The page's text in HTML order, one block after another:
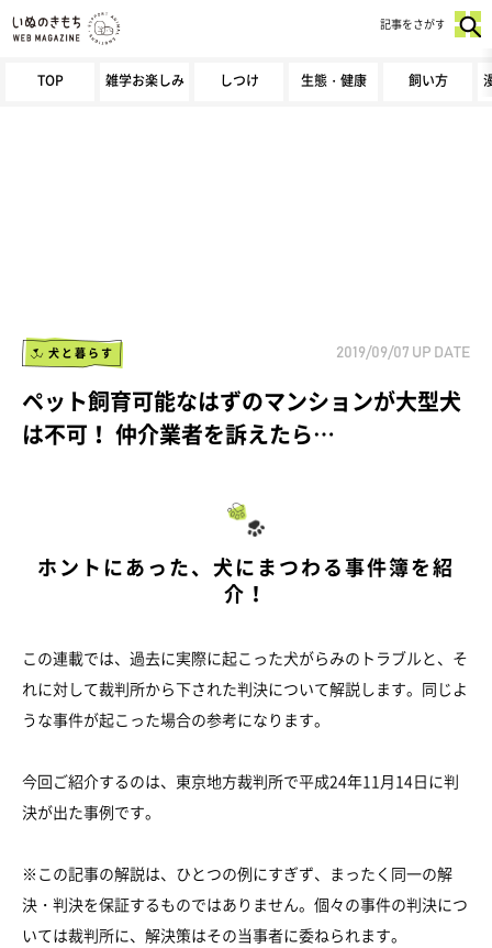
TOP 雑学お楽しみ しつけ 生態・健康 飼い方
記事をさがす
犬と暮らす 2019/09/07 UP DATE
ペット飼育可能なはずのマンションが大型犬
は不可！ 仲介業者を訴えたら…
ホントにあった、犬にまつわる事件簿を紹
介！
この連載では、過去に実際に起こった犬がらみのトラブルと、そ
れに対して裁判所から下された判決について解説します。同じよ
うな事件が起こった場合の参考になります。
今回ご紹介するのは、東京地方裁判所で平成24年11月14日に判
決が出た事例です。
※この記事の解説は、ひとつの例にすぎず、まったく同一の解
決・判決を保証するものではありません。個々の事件の判決につ
いては裁判所に、解決策はその当事者に委ねられます。